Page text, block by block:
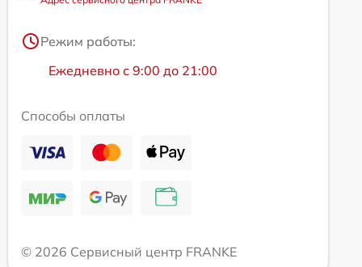
Режим работы:
Ежедневно с 9:00 до 21:00
Способы оплаты
© 2026 Сервисный центр FRANKE